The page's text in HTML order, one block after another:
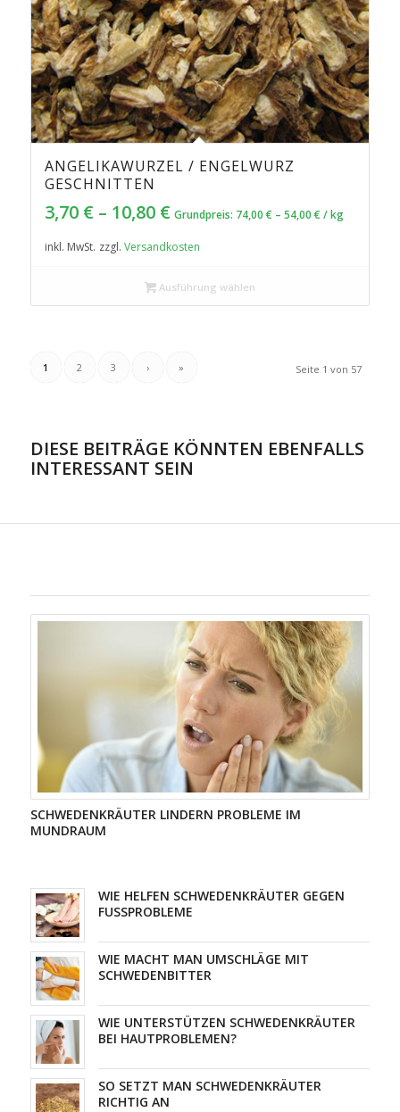
4.81
ANGELIKAWURZEL / ENGELWURZ
GESCHNITTEN
3,70 €– 10,80 € Grundpreis: 74,00 € – 54,00 € /kg
inkl. MwSt. zzgl. Versandkosten
Ausführung wählen
Seite 1 von 57
1 2 3 › »
DIESE BEITRÄGE KÖNNTEN EBENFALLS
INTERESSANT SEIN
SCHWEDENKRÄUTER LINDERN PROBLEME IM
MUNDRAUM
WIE HELFEN SCHWEDENKRÄUTER GEGEN
FUSSPROBLEME
WIE MACHT MAN UMSCHLÄGE MIT
SCHWEDENBITTER
WIE UNTERSTÜTZEN SCHWEDENKRÄUTER
BEI HAUTPROBLEMEN?
SO SETZT MAN SCHWEDENKRÄUTER
RICHTIG AN